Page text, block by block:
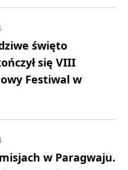
święto
się VIII
Festiwal w
w Paragwaju.